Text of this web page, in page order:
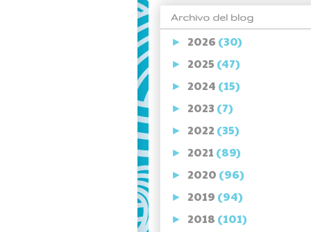
Archivo del blog
► 2026 (30)
► 2025 (47)
► 2024 (15)
► 2023 (7)
► 2022 (35)
► 2021 (89)
► 2020 (96)
► 2019 (94)
► 2018 (101)